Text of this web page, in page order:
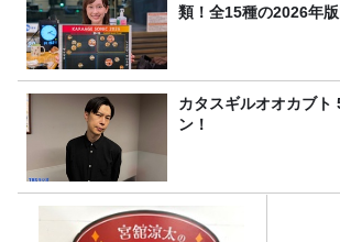
類！全15種の2026年
カタスギルオオカブト
ン！